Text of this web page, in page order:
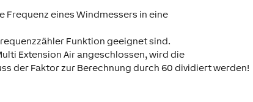
Frequenz eines Windmessers in eine
Funktion geeignet sind.
Extension Air angeschlossen, wird die
der Faktor zur Berechnung durch 60 dividiert werden!